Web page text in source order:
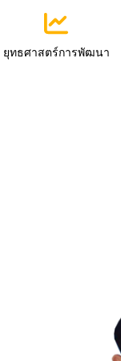
ยุทธศาสตร์การพัฒนา